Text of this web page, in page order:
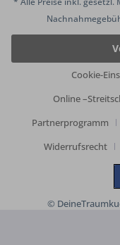
Cookie-
Online
Partnerprogramm
Widerrufsrecht
©